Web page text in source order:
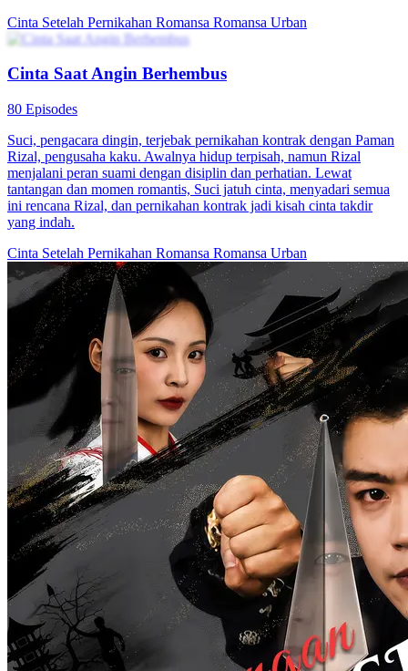
Cinta Setelah Pernikahan Romansa Romansa Urban
Cinta Saat Angin Berhembus
80 Episodes
Suci, pengacara dingin, terjebak pernikahan kontrak dengan Paman
Rizal, pengusaha kaku. Awalnya hidup terpisah, namun Rizal
menjalani peran suami dengan disiplin dan perhatian. Lewat
tantangan dan momen romantis, Suci jatuh cinta, menyadari semua
ini rencana Rizal, dan pernikahan kontrak jadi kisah cinta takdir
yang indah.
Cinta Setelah Pernikahan Romansa Romansa Urban